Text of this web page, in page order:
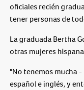
oficiales recién
tener personas de
La graduada Bertha
otras mujeres
"No tenemos mucha
español e inglés, y